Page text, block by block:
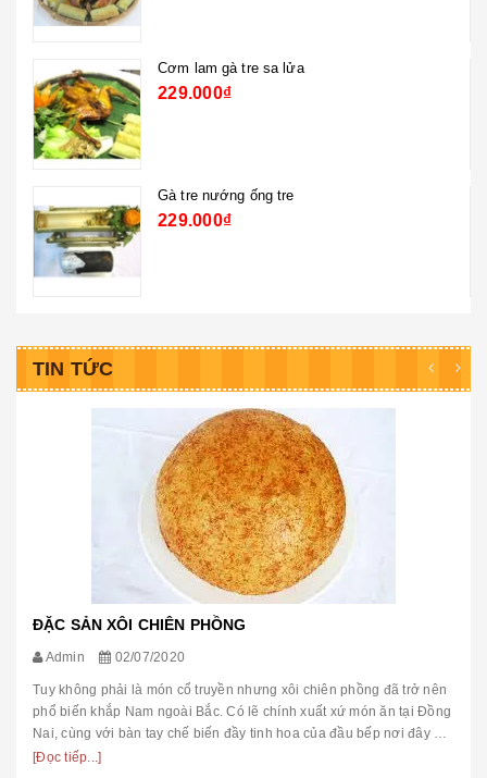
Lẩu gà ta nấu nấm
399.000₫
Gà quay bánh bao
359.000₫
TIN TỨC
ĐẶC SẢN XÔI CHIÊN PHỒNG
Admin 02/07/2020
Tuy không phải là món cổ truyền nhưng xôi chiên phồng đã trở nên
phổ biến khắp Nam ngoài Bắc. Có lẽ chính xuất xứ món ăn tại Đồng
Nai, cùng với bàn tay chế biến đầy tinh hoa của đầu bếp nơi đây đã
...
[Đọc tiếp...]